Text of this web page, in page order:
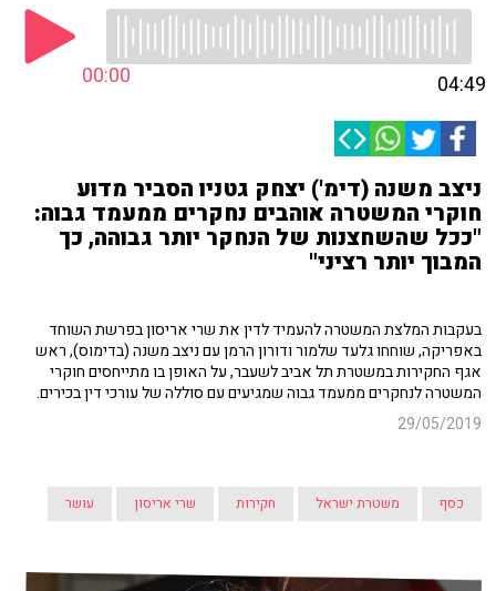
00:00 04:49
ניצב משנה (דימ') יצחק גטניו הסביר מדוע
חוקרי המשטרה אוהבים נחקרים ממעמד גבוה:
"ככל שהשחצנות של הנחקר יותר גבוהה, כך
המבוך יותר רציני"
בעקבות המלצת המשטרה להעמיד לדין את שרי אריסון בפרשת השוחד
באפריקה, שוחחו גלעד שלמור ודורון הרמן עם ניצב משנה (בדימוס), ראש
אגף החקירות במשטרת תל אביב לשעבר, על האופן בו מתייחסים חוקרי
המשטרה לנחקרים ממעמד גבוה שמגיעים עם סוללה של עורכי דין בכירים.
29/05/2019
כסף משטרת ישראל חקירות שרי אריסון עושר